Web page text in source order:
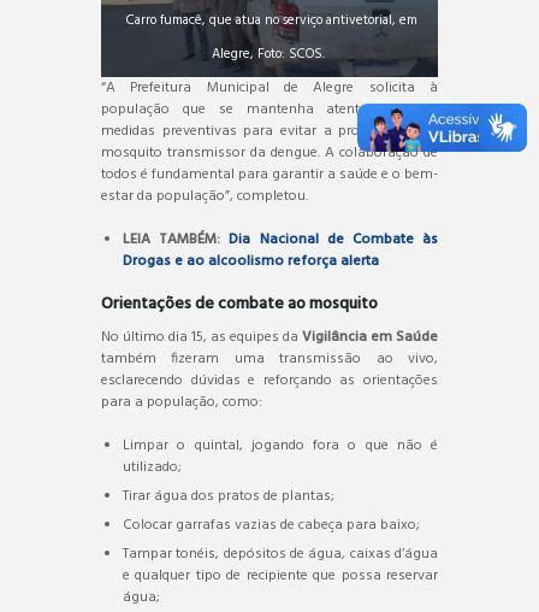
Carro fumacê, que atua no serviço antivetorial, em
Alegre, Foto: SCOS.
“A Prefeitura Municipal de Alegre solicita à
população que se mantenha atenta e adote
medidas preventivas para evitar a proliferação do
mosquito transmissor da dengue. A colaboração de
todos é fundamental para garantir a saúde e o bem-
estar da população”, completou.
LEIA TAMBÉM:Dia Nacional de Combate às
Drogas e ao alcoolismo reforça alerta
Orientações de combate ao mosquito
No último dia 15, as equipes da Vigilância em Saúde
também fizeram uma transmissão ao vivo,
esclarecendo dúvidas e reforçando as orientações
para a população, como:
Limpar o quintal, jogando fora o que não é
utilizado;
Tirar água dos pratos de plantas;
Colocar garrafas vazias de cabeça para baixo;
Tampar tonéis, depósitos de água, caixas d’água
e qualquer tipo de recipiente que possa reservar
água;